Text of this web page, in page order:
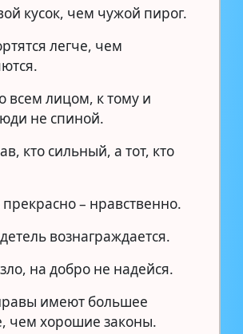
кусок, чем чужой пирог.
легче, чем
всем лицом, к тому и
не спиной.
кто сильный, а тот, кто
прекрасно – нравственно.
вознаграждается.
на добро не надейся.
имеют большее
чем хорошие законы.